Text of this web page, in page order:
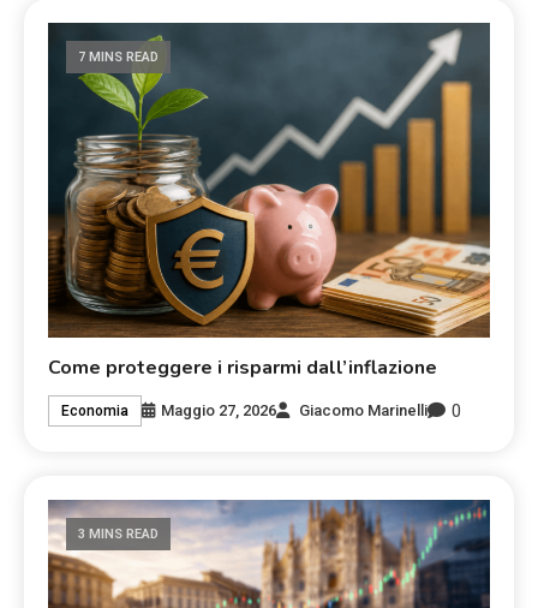
7 MINS READ
Come proteggere i risparmi dall’inflazione
Economia Maggio 27, 2026 Giacomo Marinelli 0
3 MINS READ